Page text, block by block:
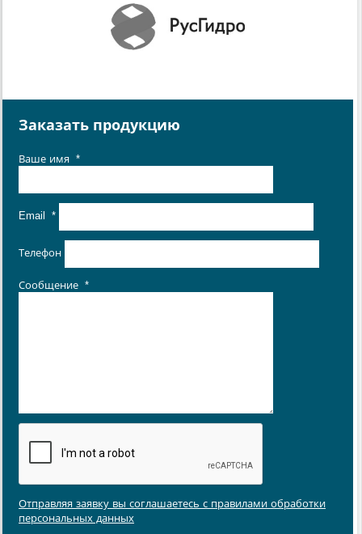
Заказать продукцию
Ваше имя *
Email *
Телефон
Сообщение *
Отправляя заявку вы соглашаетесь с правилами обработки
персональных данных